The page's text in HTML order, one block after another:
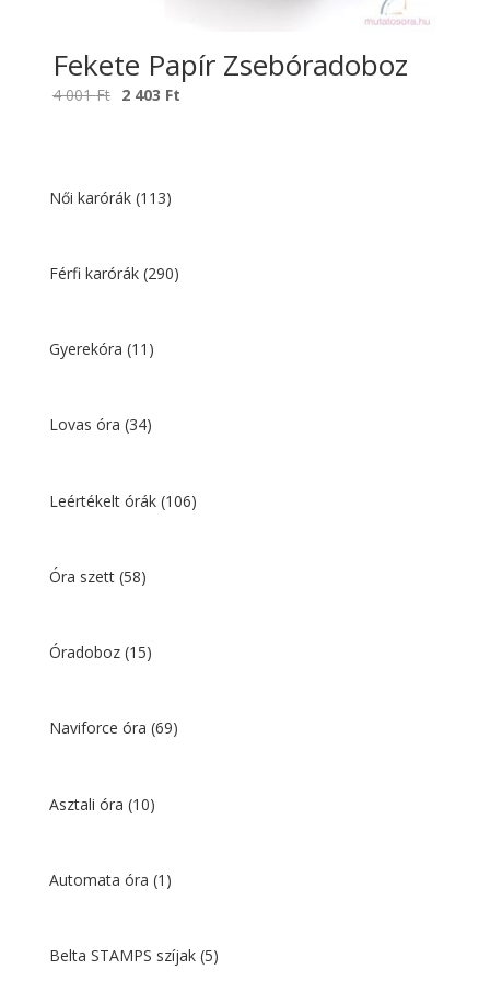
Fekete Papír Zsebóradoboz
4 001Ft Original
001 Ft.
2 403 Ft
Női karórák (113)
Férfi karórák (290)
Gyerekóra (11)
Lovas óra (34)
Leértékelt órák (106)
Óra szett (58)
Óradoboz (15)
Naviforce óra (69)
Asztali óra (10)
Automata óra (1)
Belta STAMPS szíjak (5)